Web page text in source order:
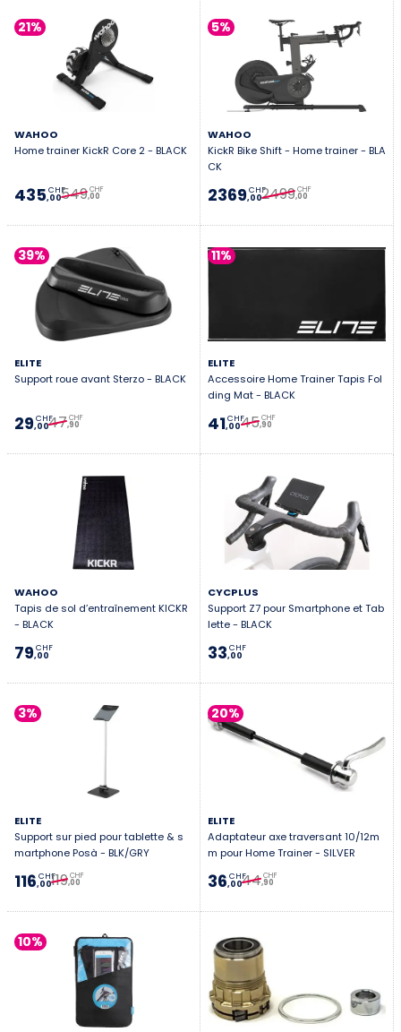
21%
WAHOO
Home trainer KickR Core 2 - BLACK
435,00
CHF549,00
CHF
5%
WAHOO
KickR Bike Shift - Home trainer - BLA
CK
2369,00
CHF2499,00
CHF
39%
ELITE
Support roue avant Sterzo - BLACK
29,00
CHF47,90
CHF
11%
ELITE
Accessoire Home Trainer Tapis Fol
ding Mat - BLACK
41,00
CHF45,90
CHF
WAHOO
Tapis de sol d’entraînement KICKR
- BLACK
79,00
CHF
CYCPLUS
Support Z7 pour Smartphone et Tab
lette - BLACK
33,00
CHF
3%
ELITE
Support sur pied pour tablette & s
martphone Posà - BLK/GRY
116,00
CHF119,00
CHF
20%
ELITE
Adaptateur axe traversant 10/12m
m pour Home Trainer - SILVER
36,00
CHF44,90
CHF
10%